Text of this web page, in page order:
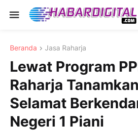
Beranda Jasa Raharja
Lewat Program
Raharja
Selamat
Negeri 1 Piani